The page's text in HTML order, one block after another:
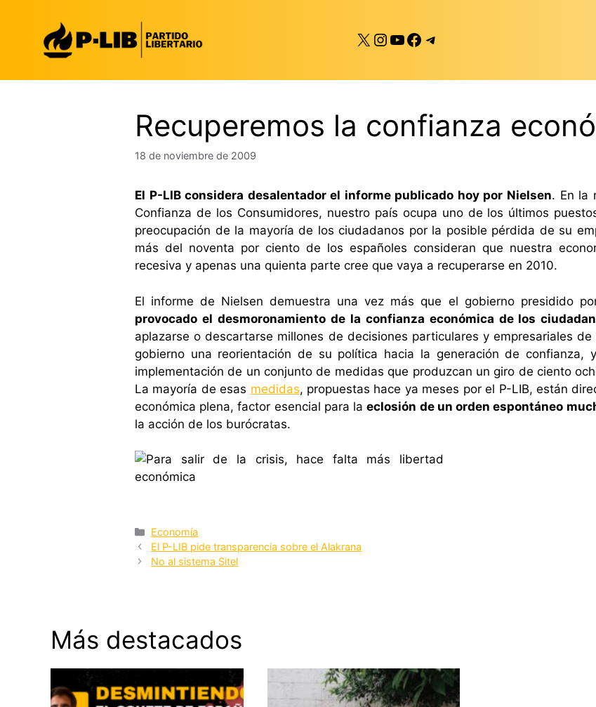
contenido
X Instagram
YouTube
Facebook
Telegram
Recuperemos la confianza
18 de noviembre de 2009
El P-LIB considera desalentador el informe publicado hoy por Nielsen. En la
Confianza de los Consumidores, nuestro país ocupa uno de los últimos
preocupación de la mayoría de los ciudadanos por la posible pérdida de su
más del noventa por ciento de los españoles consideran que nuestra
recesiva y apenas una quienta parte cree que vaya a recuperarse en 2010.
El informe de Nielsen demuestra una vez más que el gobierno presidido
provocado el desmoronamiento de la confianza económica de los
aplazarse o descartarse millones de decisiones particulares y empresariales
gobierno una reorientación de su política hacia la generación de confianza,
implementación de un conjunto de medidas que produzcan un giro de ciento
La mayoría de esas medidas, propuestas hace ya meses por el P-LIB, están
económica plena, factor esencial para laeclosión de un orden espontáneo
la acción de los burócratas.
Categorías
Economía
El P-LIB pide transparencia sobre el Alakrana
No al sistema Sitel
Más destacados